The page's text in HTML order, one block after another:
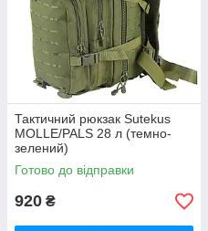
Тактичний рюкзак Sutekus
MOLLE/PALS 28 л (темно-
зелений)
Готово до відправки
920 ₴